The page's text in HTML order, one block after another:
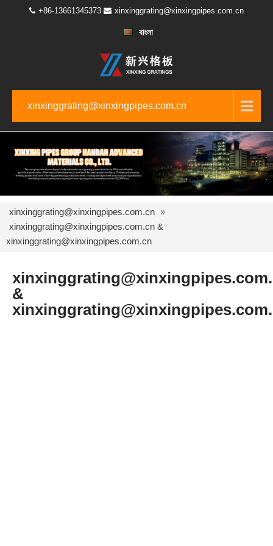
+86-13661345373 xinxinggrating@xinxingpipes.com.cn
বাংলা
xinxinggrating@xinxingpipes.com.cn
xinxinggrating@xinxingpipes.com.cn »
xinxinggrating@xinxingpipes.com.cn &
xinxinggrating@xinxingpipes.com.cn
&